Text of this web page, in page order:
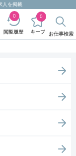
人を掲載
閲覧履歴
0
キープ
0
お仕事検索